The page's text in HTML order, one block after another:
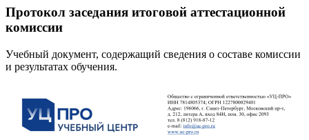
Протокол заседания итоговой аттестационной
комиссии
Учебный документ, содержащий сведения о составе комиссии
и результатах обучения.